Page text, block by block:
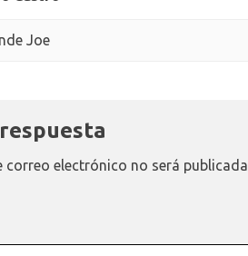
Joe
correo electrónico no será publicada.